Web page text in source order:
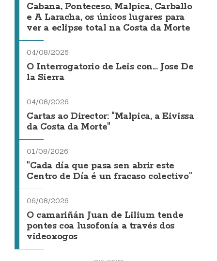
Cabana, Ponteceso, Malpica, Carballo
e A Laracha, os únicos lugares para
ver a eclipse total na Costa da Morte
04/08/2026
O Interrogatorio de Leis con... Jose De
la Sierra
04/08/2026
Cartas ao Director: "Malpica, a Eivissa
da Costa da Morte"
01/08/2026
"Cada día que pasa sen abrir este
Centro de Día é un fracaso colectivo"
06/08/2026
O camariñán Juan de Lilium tende
pontes coa lusofonía a través dos
videoxogos